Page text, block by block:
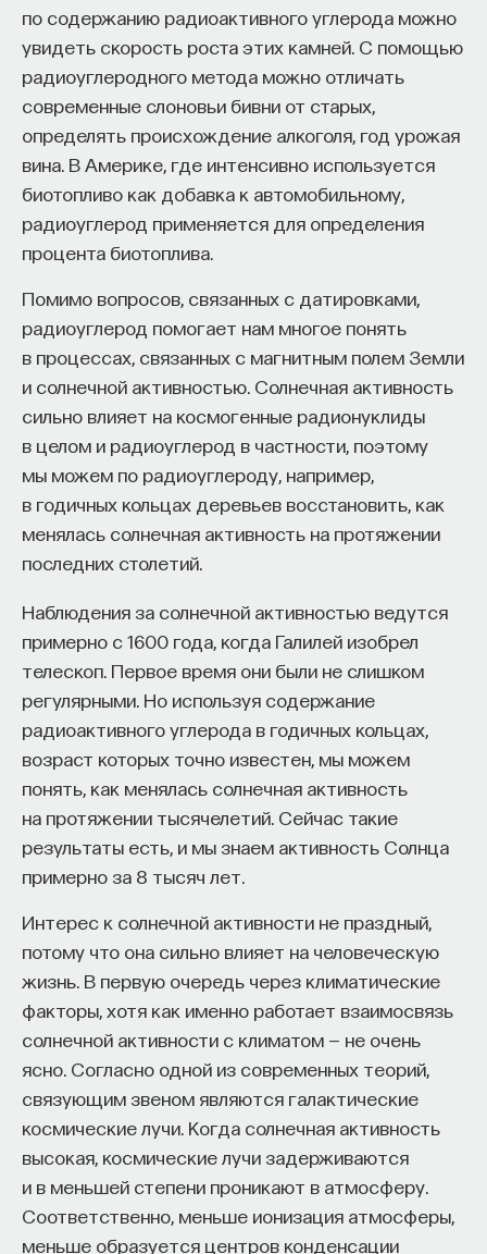
по содержанию радиоактивного углерода можно
увидеть скорость роста этих камней. С помощью
радиоуглеродного метода можно отличать
современные слоновьи бивни от старых,
определять происхождение алкоголя, год урожая
вина. В Америке, где интенсивно используется
биотопливо как добавка к автомобильному,
радиоуглерод применяется для определения
процента биотоплива.
Помимо вопросов, связанных с датировками,
радиоуглерод помогает нам многое понять
в процессах, связанных с магнитным полем Земли
и солнечной активностью. Солнечная активность
сильно влияет на космогенные радионуклиды
в целом и радиоуглерод в частности, поэтому
мы можем по радиоуглероду, например,
в годичных кольцах деревьев восстановить, как
менялась солнечная активность на протяжении
последних столетий.
Наблюдения за солнечной активностью ведутся
примерно с 1600 года, когда Галилей изобрел
телескоп. Первое время они были не слишком
регулярными. Но используя содержание
радиоактивного углерода в годичных кольцах,
возраст которых точно известен, мы можем
понять, как менялась солнечная активность
на протяжении тысячелетий. Сейчас такие
результаты есть, и мы знаем активность Солнца
примерно за 8 тысяч лет.
Интерес к солнечной активности не праздный,
потому что она сильно влияет на человеческую
жизнь. В первую очередь через климатические
факторы, хотя как именно работает взаимосвязь
солнечной активности с климатом — не очень
ясно. Согласно одной из современных теорий,
связующим звеном являются галактические
космические лучи. Когда солнечная активность
высокая, космические лучи задерживаются
и в меньшей степени проникают в атмосферу.
Соответственно, меньше ионизация атмосферы,
меньше образуется центров конденсации
Ивар Максутов
издатель, сооснователь Редакционно-
Сения Долгачева
редактор ПостНауки
ИСКУССТВЕННЫЙ ИНТЕЛЛЕКТ
220 публикаций
УНИВЕРСИТЕТ
АКАДЕМИЧЕСКАЯ СРЕДА ОБУЧЕНИЕ
НЕЙРОСЕТЕВЫЕ АРХИТЕКТУРЫ
СТРОИТЕЛИ БУДУЩЕГО
ПАРТНЁР ПРОЕКТА
Что такое партнёрский материал?
Внеси свой вклад в дело
просвещения!
ПОДДЕРЖАТЬ ПОСТНАУКУ